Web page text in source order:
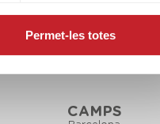
Permet-les totes
CAMPS